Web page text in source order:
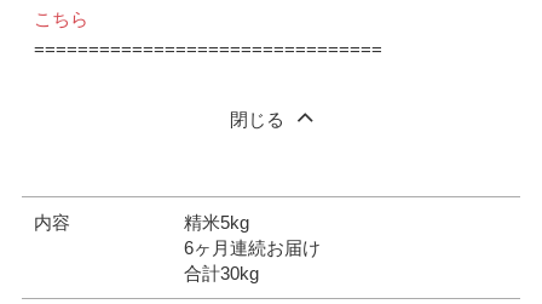
こちら
================================
閉じる
内容
精米5kg
6ヶ月連続お届け
合計30kg